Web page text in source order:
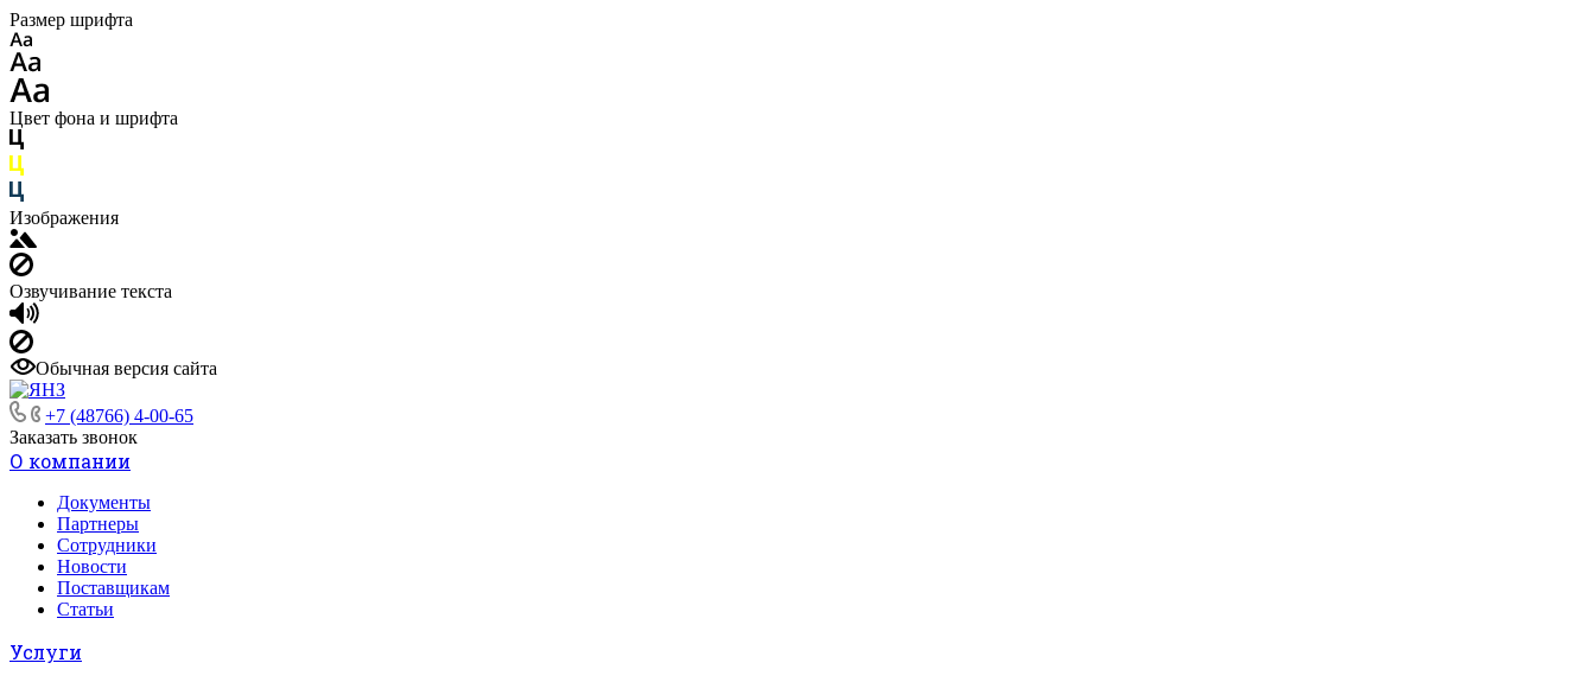
Размер шрифта
Цвет фона и шрифта
Изображения
Озвучивание текста
Обычная версия сайта
+7 (48766) 4-00-65
Заказать звонок
О компании
Документы
Партнеры
Сотрудники
Новости
Поставщикам
Статьи
Услуги